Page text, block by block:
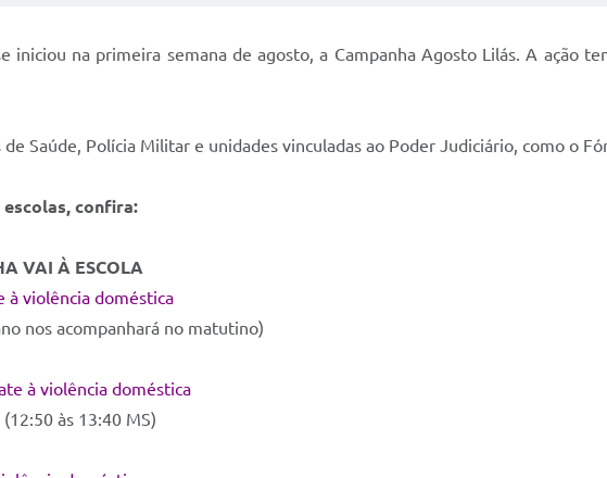
iniciou na primeira semana de agosto, a Campanha Agosto Lilás. A ação
Saúde, Polícia Militar e unidades vinculadas ao Poder Judiciário, como o
confira:
VAI À ESCOLA
à violência doméstica
nos acompanhará no matutino)
à violência doméstica
às 13:40 MS)